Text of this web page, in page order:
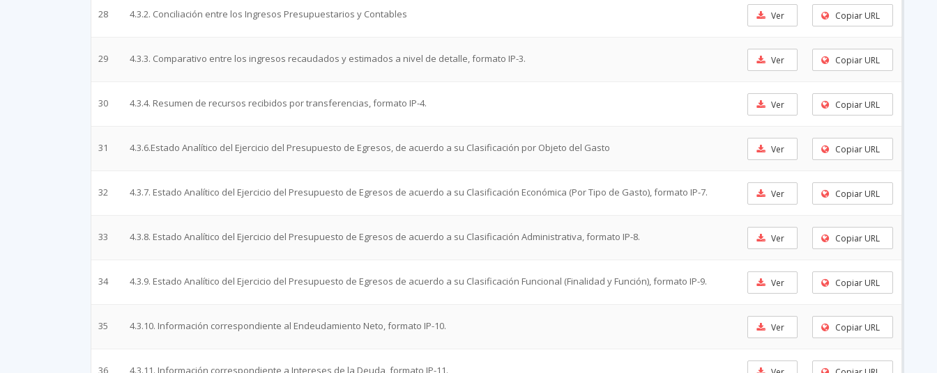
28 4.3.2. Conciliación entre los Ingresos Presupuestarios y Contables Ver Copiar URL
29 4.3.3. Comparativo entre los ingresos recaudados y estimados a nivel de detalle, formato IP-3. Ver Copiar URL
30 4.3.4. Resumen de recursos recibidos por transferencias, formato IP-4. Ver Copiar URL
31 4.3.6.Estado Analítico del Ejercicio del Presupuesto de Egresos, de acuerdo a su Clasificación por Objeto del Gasto Ver Copiar URL
32 4.3.7. Estado Analítico del Ejercicio del Presupuesto de Egresos de acuerdo a su Clasificación Económica (Por Tipo de Gasto), formato IP-7. Ver Copiar URL
33 4.3.8. Estado Analítico del Ejercicio del Presupuesto de Egresos de acuerdo a su Clasificación Administrativa, formato IP-8. Ver Copiar URL
34 4.3.9. Estado Analítico del Ejercicio del Presupuesto de Egresos de acuerdo a su Clasificación Funcional (Finalidad y Función), formato IP-9. Ver Copiar URL
35 4.3.10. Información correspondiente al Endeudamiento Neto, formato IP-10. Ver Copiar URL
36 4.3.11. Información correspondiente a Intereses de la Deuda, formato IP-11.